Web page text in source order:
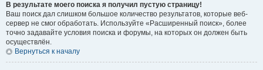
В результате моего поиска я получил пустую страницу!
Ваш поиск дал слишком большое количество результатов, которые веб-
сервер не смог обработать. Используйте «Расширенный поиск», более
точно задавайте условия поиска и форумы, на которых он должен быть
осуществлён.
Вернуться к началу